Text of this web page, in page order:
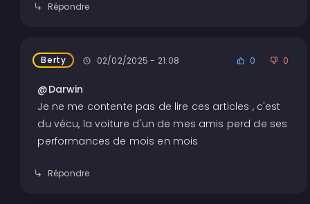
Répondre
Berty 02/02/2025 - 21:08 0 0
@Darwin
Je ne me contente pas de lire ces articles , c'est
du vécu, la voiture d'un de mes amis perd de ses
performances de mois en mois
Répondre